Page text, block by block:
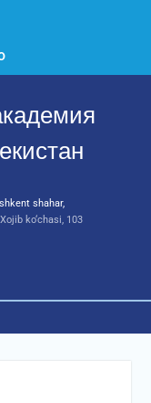
shahar,
ko‘chasi, 103